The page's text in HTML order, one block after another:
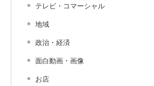
テレビ・コマーシャル
地域
政治・経済
面白動画・画像
お店